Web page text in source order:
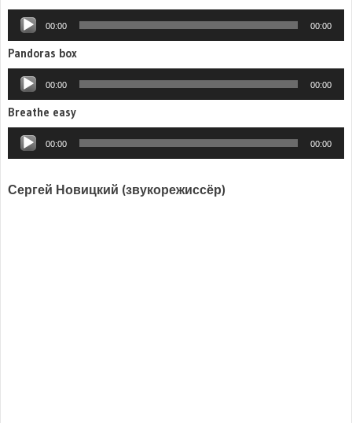
Аудиоплеер
00:00 00:00
Pandoras box
Аудиоплеер
00:00 00:00
Breathe easy
00:00 00:00
Сергей Новицкий (звукорежиссёр)